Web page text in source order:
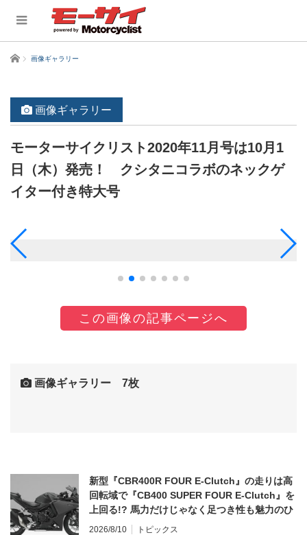
ホーム 画像ギャラリー
画像ギャラリー
モーターサイクリスト2020年11月号は10月1
日（木）発売！ クシタニコラボのネックゲ
イター付き特大号
この画像の記事ページへ
画像ギャラリー 7枚
新型『CBR400R FOUR E-Clutch』の走りは高
回転域で『CB400 SUPER FOUR E-Clutch』を
上回る!? 馬力だけじゃなく足つき性も魅力のひ
とつ！
2026/8/10 トピックス